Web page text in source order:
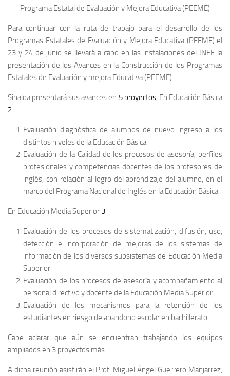
Programa Estatal de Evaluación y Mejora Educativa (PEEME)
Para continuar con la ruta de trabajo para el desarrollo de los
Programas Estatales de Evaluación y Mejora Educativa (PEEME) el
23 y 24 de junio se llevará a cabo en las instalaciones del INEE la
presentación de los Avances en la Construcción de los Programas
Estatales de Evaluación y mejora Educativa (PEEME).
Sinaloa presentará sus avances en 5 proyectos, En Educación Básica
2
Evaluación diagnóstica de alumnos de nuevo ingreso a los
distintos niveles de la Educación Básica.
Evaluación de la Calidad de los procesos de asesoría, perfiles
profesionales y competencias docentes de los profesores de
inglés, con relación al logro del aprendizaje del alumno, en el
marco del Programa Nacional de Inglés en la Educación Básica.
En Educación Media Superior 3
Evaluación de los procesos de sistematización, difusión, uso,
detección e incorporación de mejoras de los sistemas de
información de los diversos subsistemas de Educación Media
Superior.
Evaluación de los procesos de asesoría y acompañamiento al
personal directivo y docente de la Educación Media Superior.
Evaluación de los mecanismos para la retención de los
estudiantes en riesgo de abandono escolar en bachillerato.
Cabe aclarar que aún se encuentran trabajando los equipos
ampliados en 3 proyectos más.
A dicha reunión asistirán el Prof. Miguel Ángel Guerrero Manjarrez,